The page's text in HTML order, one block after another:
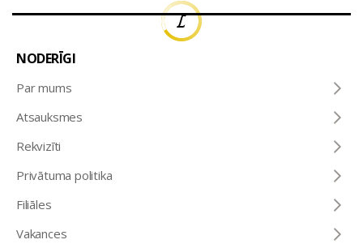
NODERĪGI
Par mums
Atsauksmes
Rekvizīti
Privātuma politika
Filiāles
Vakances